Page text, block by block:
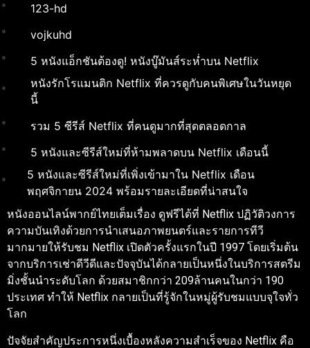
123-hd
vojkuhd
5 หนังแอ็กชันต้องดู! หนังบู๊มันส์ระห่ำบน Netflix
หนังรักโรแมนติก Netflix ที่ควรดูกับคนพิเศษในวันหยุด
นี้
รวม 5 ซีรีส์ Netflix ที่คนดูมากที่สุดตลอดกาล
5 หนังและซีรีส์ใหม่ที่ห้ามพลาดบน Netflix เดือนนี้
5 หนังและซีรีส์ใหม่ที่เพิ่งเข้ามาใน Netflix เดือน
พฤศจิกายน 2024 พร้อมรายละเอียดที่น่าสนใจ
หนังออนไลน์พากย์ไทยเต็มเรื่อง ดูฟรีได้ที่ Netflix ปฏิวัติวงการ
ความบันเทิงด้วยการนำเสนอภาพยนตร์และรายการทีวี
มากมายให้รับชม Netflix เปิดตัวครั้งแรกในปี 1997 โดยเริ่มต้น
จากบริการเช่าดีวีดีและปัจจุบันได้กลายเป็นหนึ่งในบริการสตรีม
มิ่งชั้นนำระดับโลก ด้วยสมาชิกกว่า 209ล้านคนในกว่า 190
ประเทศ ทำให้ Netflix กลายเป็นที่รู้จักในหมู่ผู้รับชมแบบจุใจทั่ว
โลก
ปัจจัยสำคัญประการหนึ่งเบื้องหลังความสำเร็จของ Netflix คือ